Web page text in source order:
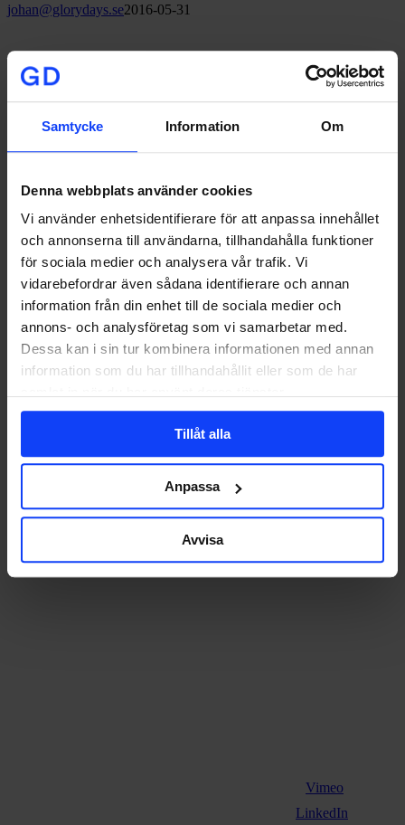
Samtycke Information Om
Denna webbplats använder cookies
Vi använder enhetsidentifierare för att anpassa innehållet
och annonserna till användarna, tillhandahålla funktioner
för sociala medier och analysera vår trafik. Vi
vidarebefordrar även sådana identifierare och annan
information från din enhet till de sociala medier och
annons- och analysföretag som vi samarbetar med.
Dessa kan i sin tur kombinera informationen med annan
information som du har tillhandahållit eller som de har
Tillåt alla
Anpassa
Avvisa
johan@glorydays.se2016-05-31
Signa upp på vårt nyhetsbrev
du läsa hur vi hanterar dina personuppgifter.
Stockholm
111 29 Stockholm
+46 8-533 308 50
Göteborg
Norra Allégatan 2
413 01 Göteborg
+46 31-16 03 05
553 21 Jönköping
+46 36-30 20 11
Vimeo
LinkedIn